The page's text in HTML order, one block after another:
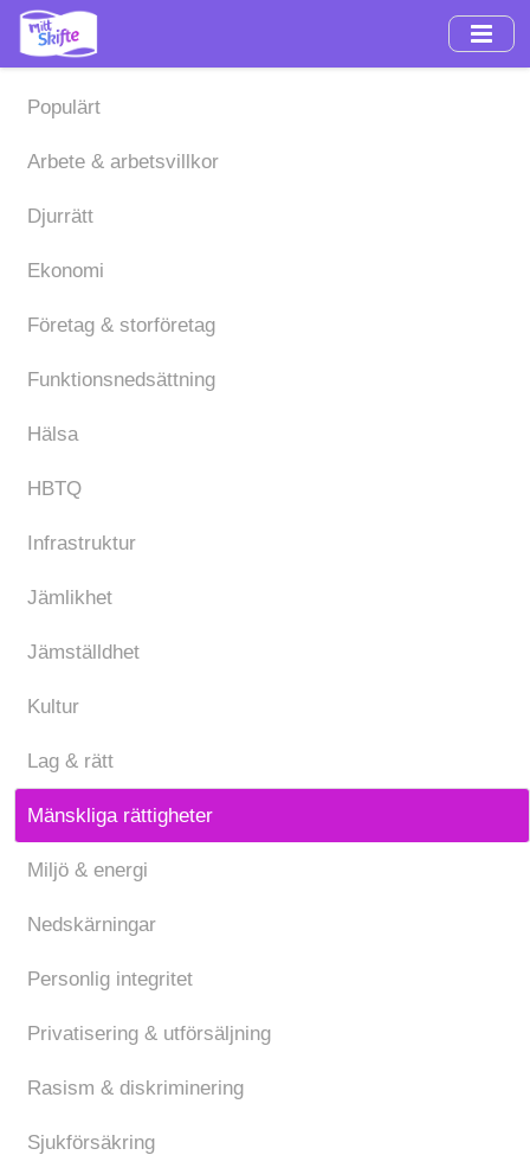
Hoppa
huvudinnehåll
Populärt
Arbete & arbetsvillkor
Djurrätt
Ekonomi
Företag & storföretag
Funktionsnedsättning
Hälsa
HBTQ
Infrastruktur
Jämlikhet
Jämställdhet
Kultur
Lag & rätt
Mänskliga rättigheter
Miljö & energi
Nedskärningar
Personlig integritet
Privatisering & utförsäljning
Rasism & diskriminering
Sjukförsäkring